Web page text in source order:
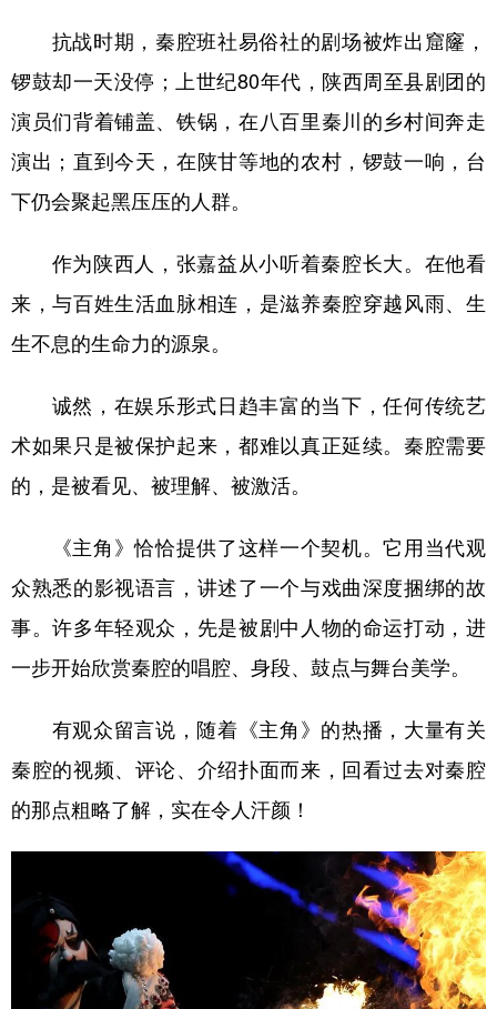
抗战时期，秦腔班社易俗社的剧场被炸出窟窿，
锣鼓却一天没停；上世纪80年代，陕西周至县剧团的
演员们背着铺盖、铁锅，在八百里秦川的乡村间奔走
演出；直到今天，在陕甘等地的农村，锣鼓一响，台
下仍会聚起黑压压的人群。
作为陕西人，张嘉益从小听着秦腔长大。在他看
来，与百姓生活血脉相连，是滋养秦腔穿越风雨、生
生不息的生命力的源泉。
诚然，在娱乐形式日趋丰富的当下，任何传统艺
术如果只是被保护起来，都难以真正延续。秦腔需要
的，是被看见、被理解、被激活。
《主角》恰恰提供了这样一个契机。它用当代观
众熟悉的影视语言，讲述了一个与戏曲深度捆绑的故
事。许多年轻观众，先是被剧中人物的命运打动，进
一步开始欣赏秦腔的唱腔、身段、鼓点与舞台美学。
有观众留言说，随着《主角》的热播，大量有关
秦腔的视频、评论、介绍扑面而来，回看过去对秦腔
的那点粗略了解，实在令人汗颜！